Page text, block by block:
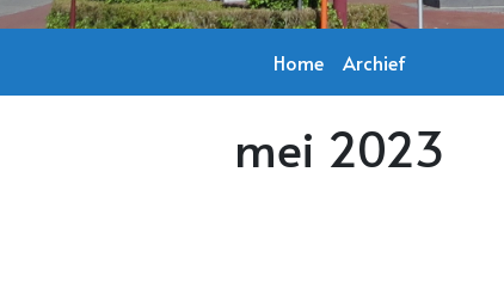
Home Archief
mei 2023